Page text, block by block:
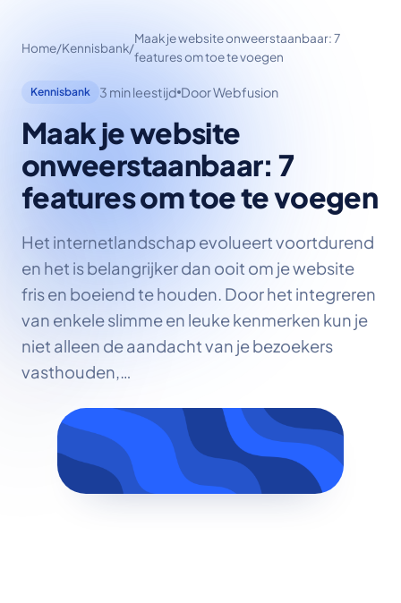
Home/Kennisbank/
Maak je website onweerstaanbaar: 7
features om toe te voegen
Kennisbank 3 min leestijd Door Webfusion
Maak je website
onweerstaanbaar: 7
features om toe te voegen
Het internetlandschap evolueert voortdurend
en het is belangrijker dan ooit om je website
fris en boeiend te houden. Door het integreren
van enkele slimme en leuke kenmerken kun je
niet alleen de aandacht van je bezoekers
vasthouden,…